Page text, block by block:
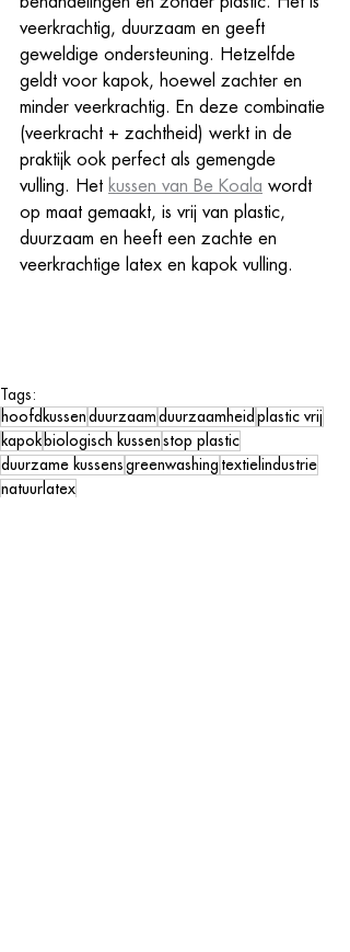
veerkrachtig, duurzaam en geeft
geweldige ondersteuning. Hetzelfde
geldt voor kapok, hoewel zachter en
minder veerkrachtig. En deze combinatie
(veerkracht + zachtheid) werkt in de
praktijk ook perfect als gemengde
vulling. Het kussen van Be Koala wordt
op maat gemaakt, is vrij van plastic,
duurzaam en heeft een zachte en
veerkrachtige latex en kapok vulling.
Tags:
hoofdkussen duurzaam duurzaamheid plastic vrij
kapok biologisch kussen stop plastic
duurzame kussens greenwashing textielindustrie
natuurlatex